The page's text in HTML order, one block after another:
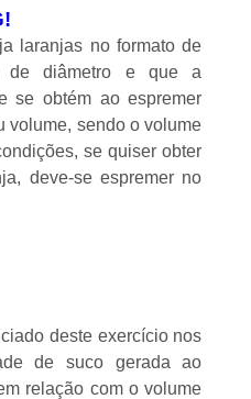
laranjas no formato de
de diâmetro e que a
se obtém ao espremer
volume, sendo o volume
se quiser obter
deve-se espremer no
deste exercício nos
de suco gerada ao
relação com o volume